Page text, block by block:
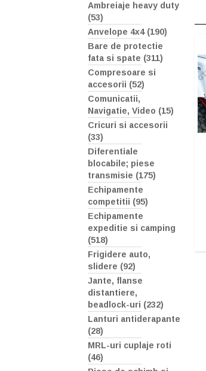
Ambreiaje heavy duty
(53)
Anvelope 4x4 (190)
Bare de protectie
fata si spate (311)
Compresoare si
accesorii (52)
Comunicatii,
Navigatie, Video (15)
Cricuri si accesorii
(33)
Diferentiale
blocabile; piese
transmisie (175)
Echipamente
competitii (95)
Echipamente
expeditie si camping
(518)
Frigidere auto,
slidere (92)
Jante, flanse
distantiere,
beadlock-uri (232)
Lanturi antiderapante
(28)
MRL-uri cuplaje roti
(46)